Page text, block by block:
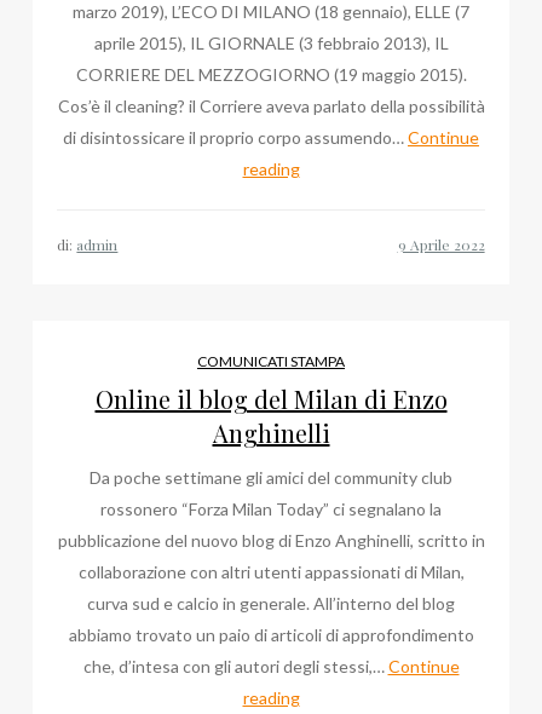
marzo 2019), L’ECO DI MILANO (18 gennaio), ELLE (7
aprile 2015), IL GIORNALE (3 febbraio 2013), IL
CORRIERE DEL MEZZOGIORNO (19 maggio 2015).
Cos’è il cleaning? il Corriere aveva parlato della possibilità
di disintossicare il proprio corpo assumendo…Continue
readingRassegna
Isella,
Android
App,
Yacht
Show
di: admin
COMUNICATI STAMPA
Online il blog del Milan di Enzo
Anghinelli
Da poche settimane gli amici del community club
rossonero “Forza Milan Today” ci segnalano la
pubblicazione del nuovo blog di Enzo Anghinelli, scritto in
collaborazione con altri utenti appassionati di Milan,
curva sud e calcio in generale. All’interno del blog
abbiamo trovato un paio di articoli di approfondimento
che, d’intesa con gli autori degli stessi,…Continue
readingOnline